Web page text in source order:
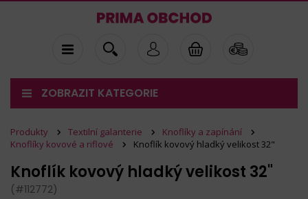
ZOBRAZIT KATEGORIE
Produkty Textilní galanterie
Knoflíky a zapínání
Knoflíky kovové a riflové
Knoflík kovový hladký velikost 32"
Knoflík kovový hladký velikost 32"
(#112772)